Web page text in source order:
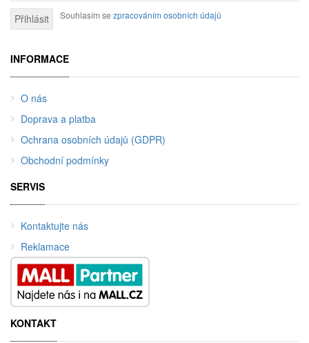
Přihlásit Souhlasím se zpracováním osobních údajů
INFORMACE
O nás
Doprava a platba
Ochrana osobních údajů (GDPR)
Obchodní podmínky
SERVIS
Kontaktujte nás
Reklamace
KONTAKT